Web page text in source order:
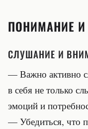
ПОНИМАНИЕ
СЛУШАНИЕ И
— Важно активно
в себя не только
эмоций и
— Убедиться, что